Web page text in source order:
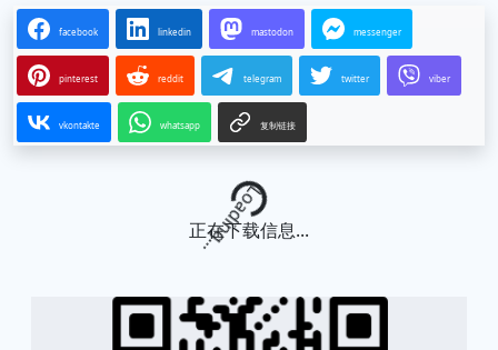
facebook linkedin mastodon messenger
pinterest reddit telegram twitter viber
vkontakte whatsapp 复制链接
Loading...
正在下载信息...